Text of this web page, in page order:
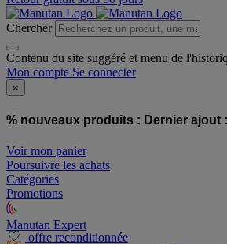
Chercher
Contenu du site suggéré et menu de
Mon compte Se connecter
×
% nouveaux produits : Dernier ajout :
Voir mon panier
Poursuivre les achats
Catégories
Promotions
Manutan Expert
offre reconditionnée